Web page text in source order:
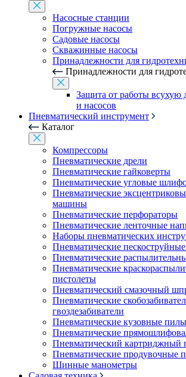
Насосные станции
Погружные насосы
Садовые насосы
Скважинные насосы
Принадлежности для
Принадлежности для
Защита от работы всухую
и насосов
Пневматический инструмент
Каталог
Компрессоры
Пневматические дрели
Пневматические гайковерты
Пневматические угловые
Пневматические
машины
Пневматические перфораторы
Пневматические ленточные
Наборы пневматических
Пневматические
Пневматические
Пневматические
пистолеты
Пневматический смазочный
Пневматические
гвоздезабиватели
Пневматические кузовные пилы
Пневматические
Пневматический картриджный
Пневматические продувочные
Шинные манометры